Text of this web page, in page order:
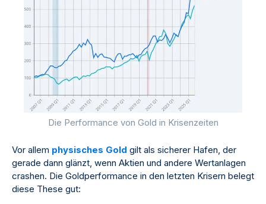
Die Performance von Gold in Krisenzeiten
Vor allem physisches Gold gilt als sicherer Hafen, der
gerade dann glänzt, wenn Aktien und andere Wertanlagen
crashen. Die Goldperformance in den letzten Krisern belegt
diese These gut: